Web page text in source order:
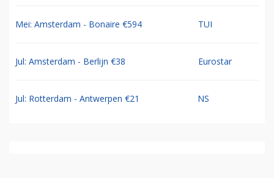
Mei: Amsterdam - Bonaire €594 TUI
Jul: Amsterdam - Berlijn €38 Eurostar
Jul: Rotterdam - Antwerpen €21 NS